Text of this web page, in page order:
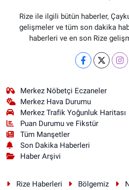
Rize ile ilgili bütün haberler,
gelişmeler ve tüm son dakika
haberleri ve en son Rize
Merkez Nöbetçi Eczaneler
Merkez Hava Durumu
Merkez Trafik Yoğunluk Haritası
Puan Durumu ve Fikstür
Tüm Manşetler
Son Dakika Haberleri
Haber Arşivi
Rize Haberleri Bölgemiz